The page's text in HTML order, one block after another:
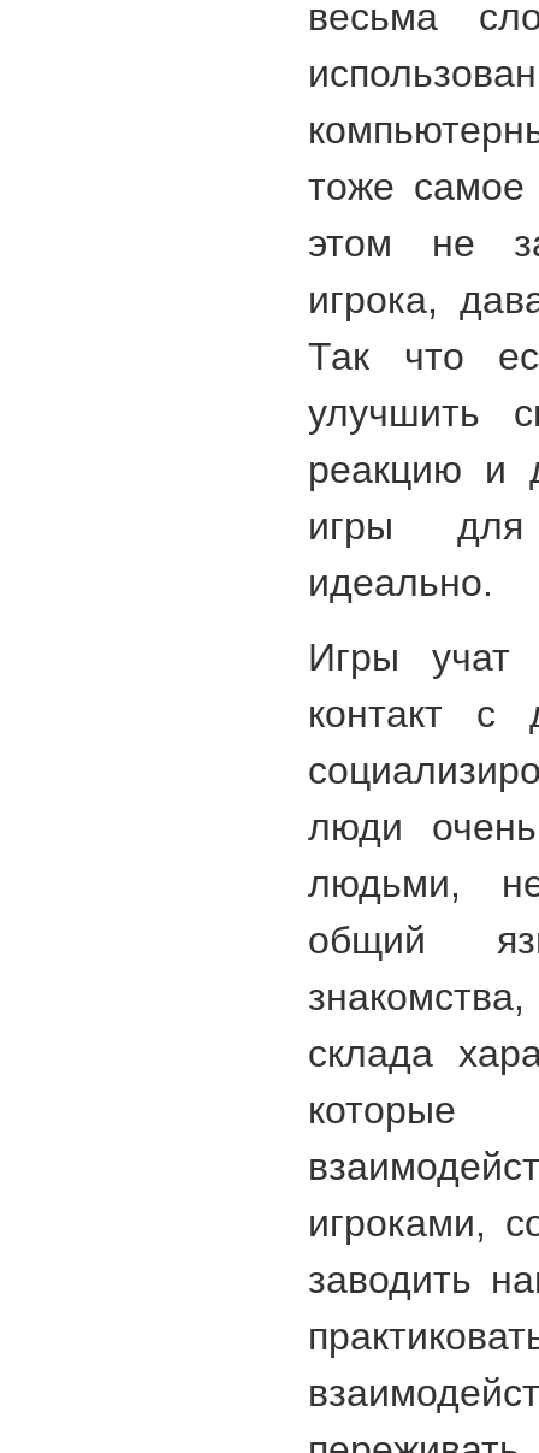
весьма
тоже
этом не
игрока,
Так что
улучшить
реакцию и
игры для
идеально.
Игры учат
контакт с
люди
людьми,
общий
склада
которые
игроками,
заводить